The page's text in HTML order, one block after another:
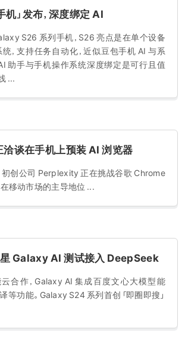
机」发布，深度绑定 AI
S26 系列手机，S26 亮点是在单个设备
，支持任务自动化，近似豆包手机 AI 与系
助手与手机操作系统深度绑定是可行且值
...
谈在手机上预装 AI 浏览器
初创公司 Perplexity 正在挑战谷歌 Chrome
移动市场的主导地位 ...
Galaxy AI 测试接入 DeepSeek
合作，Galaxy AI 集成百度文心大模型能
等功能。Galaxy S24 系列首创「即圈即搜」